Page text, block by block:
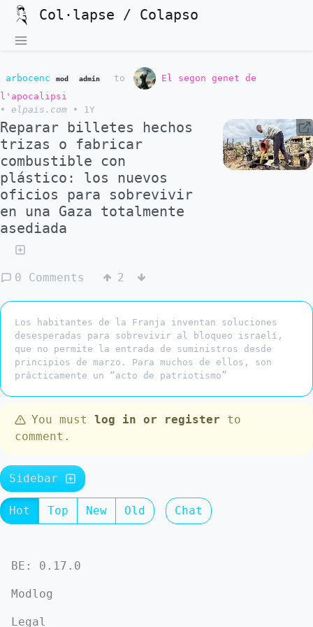
Col·lapse / Colapso
arbocenc mod admin to
El segon genet de
l'apocalipsi
•
elpais.com • 1Y
Reparar billetes hechos
trizas o fabricar
combustible con
plástico: los nuevos
oficios para sobrevivir
en una Gaza totalmente
asediada
0 Comments 2
Los habitantes de la Franja inventan soluciones
desesperadas para sobrevivir al bloqueo israelí,
que no permite la entrada de suministros desde
principios de marzo. Para muchos de ellos, son
prácticamente un “acto de patriotismo”
You must log in or register to
comment.
Sidebar
Hot Top New Old Chat
BE: 0.17.0
Modlog
Legal